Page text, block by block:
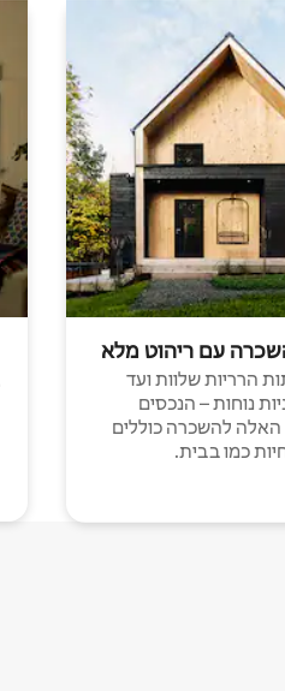
עם ריהוט מלא
הרריות שלוות ועד
נוחות – הנכסים
להשכרה כוללים
כמו בבית.